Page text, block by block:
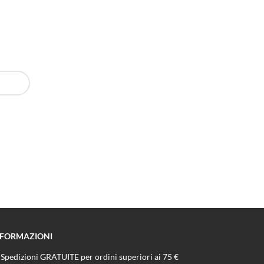
Spedizioni GRATUITE per ordini superiori ai 75 €